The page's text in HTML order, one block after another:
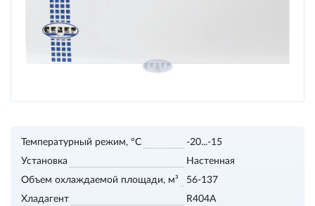
Температурный режим, °С
-20...-15
Установка
Настенная
Объем охлаждаемой площади, м³
56-137
Хладагент
R404A